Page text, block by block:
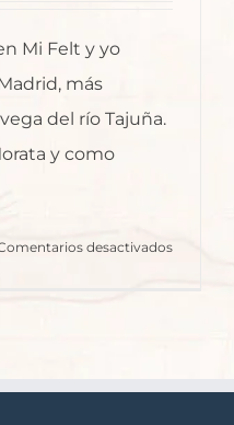
Mi Felt y yo
más
del río Tajuña.
y como
desactivadosen